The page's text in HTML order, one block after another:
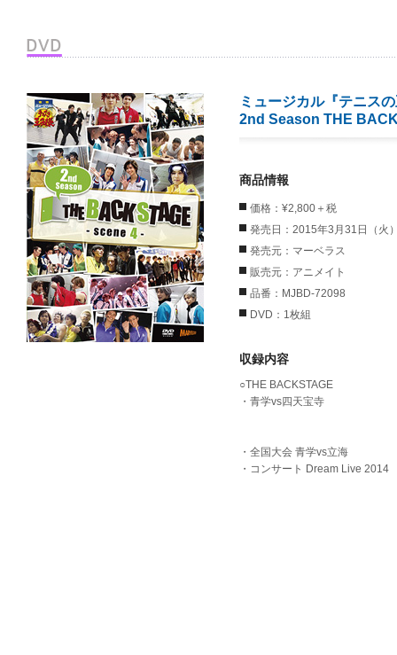
ミュージカル『テニス
2nd Season THE
商品情報
価格：¥2,800＋税
発売日：2015年3月31日（火
発売元：マーベラス
販売元：アニメイト
品番：MJBD-72098
DVD：1枚組
収録内容
○THE BACKSTAGE
・青学vs四天宝寺
・全国大会 青学vs立海
・コンサート Dream Live 2014